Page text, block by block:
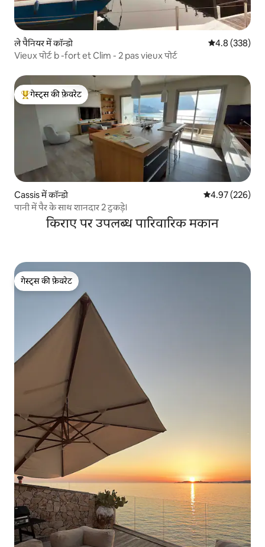
ले पैनियर में कॉन्डो औसत रेटिंग 5 में
4.8 (338)
Vieux पोर्ट b -fort et Clim - 2 pas vieux पोर्ट
गेस्ट्स का टॉप फ़ेवरेट
गेस्ट्स की फ़ेवरेट
Cassis में कॉन्डो औसत रेटिंग 5 में से
4.97 (226)
पानी में पैर के साथ शानदार 2 टुकड़े।
किराए पर उपलब्ध पारिवारिक मकान
गेस्ट्स की फ़ेवरेट
गेस्ट्स की फ़ेवरेट